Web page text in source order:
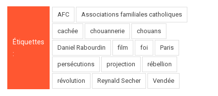
Étiquettes
:
AFC Associations familiales catholiques
cachée chouannerie chouans
Daniel Rabourdin film foi Paris
persécutions projection rébellion
révolution Reynald Secher Vendée